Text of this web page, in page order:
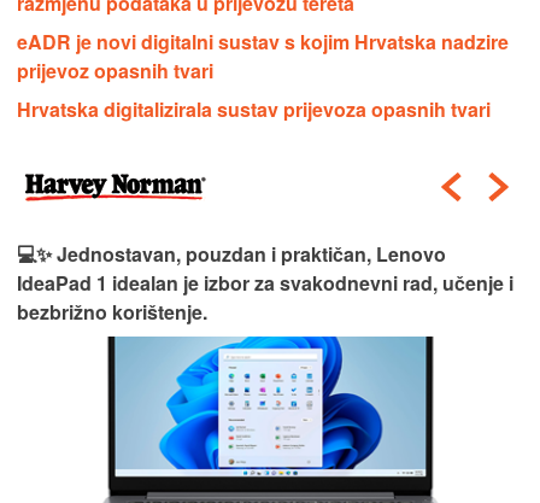
eADR je novi digitalni sustav s kojim Hrvatska nadzire
prijevoz opasnih tvari
Hrvatska digitalizirala sustav prijevoza opasnih tvari
💻✨ Jednostavan, pouzdan i praktičan, Lenovo
IdeaPad 1 idealan je izbor za svakodnevni rad, učenje i
bezbrižno korištenje.